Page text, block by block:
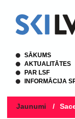
SĀKUMS
AKTUALITĀTES
PAR LSF
INFORMĀCIJA
Jaunumi /